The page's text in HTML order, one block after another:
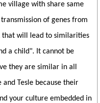
village with share same
of genes from
that will lead to similarities
a child". It cannot be
they are similar in all
and Tesle because their
your culture embedded in